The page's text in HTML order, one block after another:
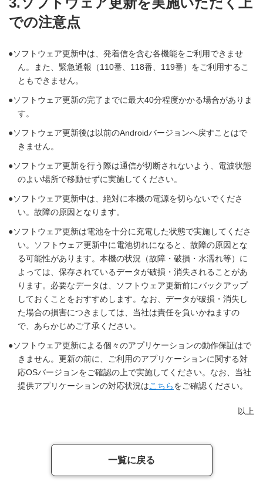
での注意点
ソフトウェア更新中は、発着信を含む各機能をご利用できませ
ん。また、緊急通報（110番、118番、119番）をご利用するこ
ともできません。
ソフトウェア更新の完了までに最大40分程度かかる場合がありま
す。
ソフトウェア更新後は以前のAndroidバージョンへ戻すことはで
きません。
ソフトウェア更新を行う際は通信が切断されないよう、電波状態
のよい場所で移動せずに実施してください。
ソフトウェア更新中は、絶対に本機の電源を切らないでくださ
い。故障の原因となります。
ソフトウェア更新は電池を十分に充電した状態で実施してくださ
い。ソフトウェア更新中に電池切れになると、故障の原因とな
る可能性があります。本機の状況（故障・破損・水濡れ等）に
よっては、保存されているデータが破損・消失されることがあ
ります。必要なデータは、ソフトウェア更新前にバックアップ
しておくことをおすすめします。なお、データが破損・消失し
た場合の損害につきましては、当社は責任を負いかねますの
で、あらかじめご了承ください。
ソフトウェア更新による個々のアプリケーションの動作保証はで
きません。更新の前に、ご利用のアプリケーションに関する対
応OSバージョンをご確認の上で実施してください。なお、当社
提供アプリケーションの対応状況はこちらをご確認ください。
以上
一覧に戻る